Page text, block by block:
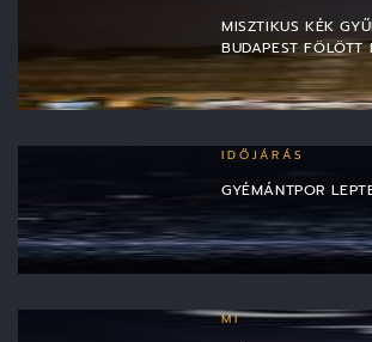
MISZTIKUS KÉK
BUDAPEST FÖLÖTT
IDŐJÁRÁS
GYÉMÁNTPOR
MI